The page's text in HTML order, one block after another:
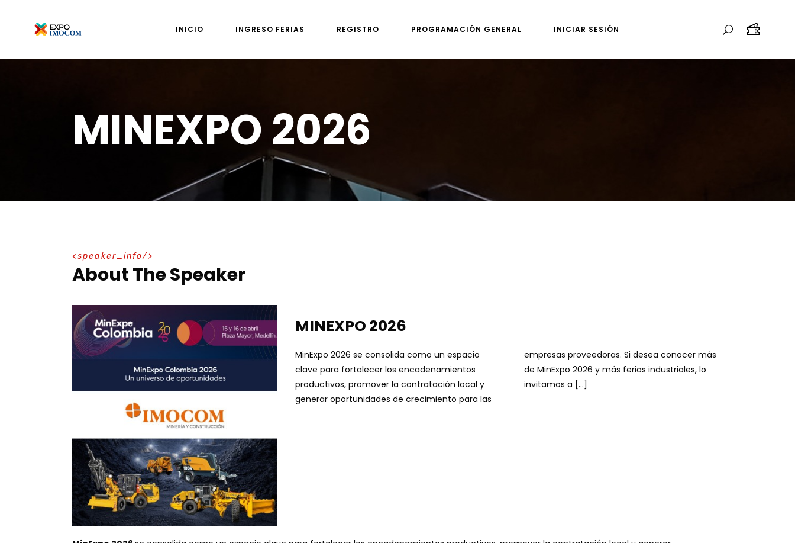
INICIO INGRESO FERIAS REGISTRO PROGRAMACIÓN GENERAL INICIAR SESIÓN
MINEXPO 2026
speaker_info
About The Speaker
MINEXPO 2026
MinExpo 2026 se consolida como un espacio
clave para fortalecer los encadenamientos
productivos, promover la contratación local y
generar oportunidades de crecimiento para las
empresas proveedoras. Si desea conocer más
de MinExpo 2026 y más ferias industriales, lo
invitamos a […]